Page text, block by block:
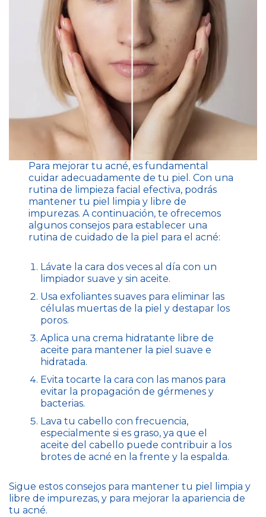
Para mejorar tu acné, es fundamental
cuidar adecuadamente de tu piel. Con una
rutina de limpieza facial efectiva, podrás
mantener tu piel limpia y libre de
impurezas. A continuación, te ofrecemos
algunos consejos para establecer una
rutina de cuidado de la piel para el acné:
Lávate la cara dos veces al día con un
limpiador suave y sin aceite.
Usa exfoliantes suaves para eliminar las
células muertas de la piel y destapar los
poros.
Aplica una crema hidratante libre de
aceite para mantener la piel suave e
hidratada.
Evita tocarte la cara con las manos para
evitar la propagación de gérmenes y
bacterias.
Lava tu cabello con frecuencia,
especialmente si es graso, ya que el
aceite del cabello puede contribuir a los
brotes de acné en la frente y la espalda.
Sigue estos consejos para mantener tu piel limpia y
libre de impurezas, y para mejorar la apariencia de
tu acné.